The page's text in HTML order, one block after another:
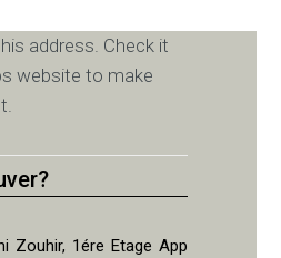
address. Check it
website to make
Zouhir, 1ére Etage App